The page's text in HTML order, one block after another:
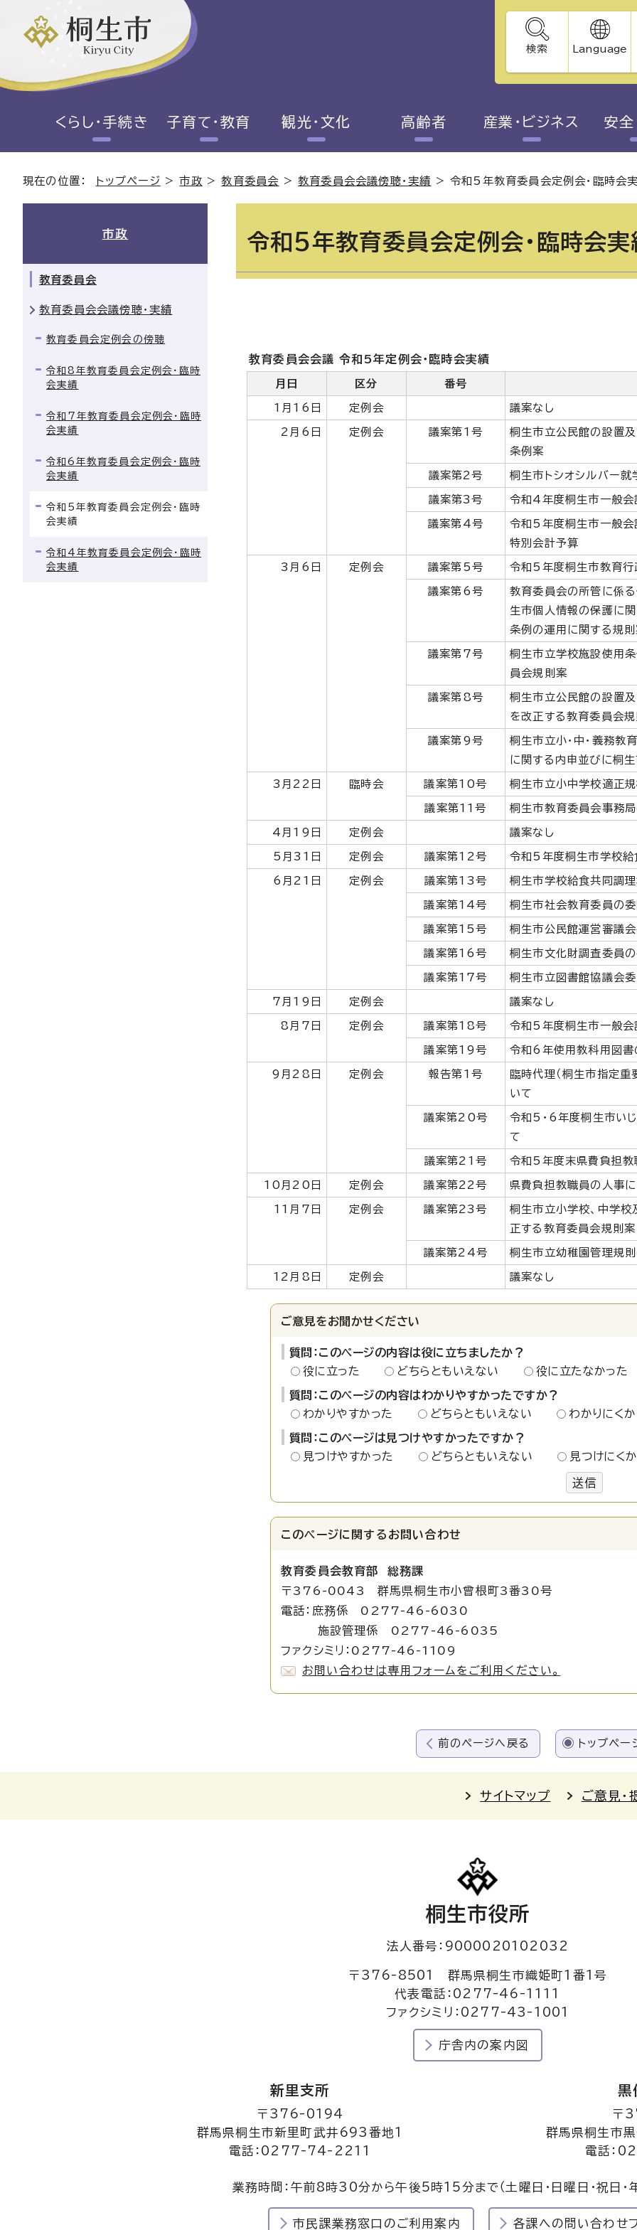
検索 Language
くらし・手続き 子育て・教育 観光・文化 高齢者 産業・ビジネス 安全
現在の位置： トップページ >市政 >教育委員会 >教育委員会会議傍聴・実績 >令和5年教育委員会定例会・臨時会
令和5年教育委員会定例会・臨時会実
教育委員会会議 令和5年定例会・臨時会実績
月日 区分 番号
1月16日 定例会 議案なし
2月6日 定例会 議案第1号
桐生市立公民館の設置
条例案
議案第2号 桐生市トシオシルバー
議案第3号 令和4年度桐生市一般会
議案第4号
令和5年度桐生市一般会
特別会計予算
3月6日 定例会 議案第5号 令和5年度桐生市教育行
議案第6号
教育委員会の所管に係
生市個人情報の保護に
条例の運用に関する規則
議案第7号
桐生市立学校施設使用
員会規則案
議案第8号
桐生市立公民館の設置
を改正する教育委員会規
議案第9号
桐生市立小・中・義務教
に関する内申並びに桐
3月22日 臨時会 議案第10号 桐生市立小中学校適正
議案第11号 桐生市教育委員会事務
4月19日 定例会 議案なし
5月31日 定例会 議案第12号 令和5年度桐生市学校給
6月21日 定例会 議案第13号 桐生市学校給食共同調
議案第14号 桐生市社会教育委員の
議案第15号 桐生市公民館運営審議
議案第16号 桐生市文化財調査委員
議案第17号 桐生市立図書館協議会
7月19日 定例会 議案なし
8月7日 定例会 議案第18号 令和5年度桐生市一般会
議案第19号 令和6年使用教科用図書
9月28日 定例会 報告第1号
臨時代理（桐生市指定
いて
議案第20号
令和5・6年度桐生市い
て
議案第21号 令和5年度末県費負担教
10月20日 定例会 議案第22号 県費負担教職員の人事
11月7日 定例会 議案第23号
桐生市立小学校、中学
正する教育委員会規則案
議案第24号 桐生市立幼稚園管理規
12月8日 定例会 議案なし
ご意見をお聞かせください
質問：このページの内容は役に立ちましたか？
役に立った
どちらともいえない 役に立たなかった
質問：このページの内容はわかりやすかったですか？
わかりやすかった
どちらともいえない わかりにくか
質問：このページは見つけやすかったですか？
見つけやすかった
どちらともいえない 見つけにく
送信
このページに関する お問い合わせ
教育委員会教育部 総務課
〒376-0043 群馬県桐生市小曾根町3番30号
電話：庶務係 0277-46-6030
施設管理係 0277-46-6035
ファクシミリ：0277-46-1109
お問い合わせは専用フォームをご利用ください。
市政
教育委員会
教育委員会会議傍聴・実績
教育委員会定例会の傍聴
令和8年教育委員会定例会・臨時
会実績
令和7年教育委員会定例会・臨時
会実績
令和6年教育委員会定例会・臨時
会実績
令和5年教育委員会定例会・臨時
会実績
令和4年教育委員会定例会・臨時
会実績
前のページへ戻る トップペー
サイトマップ ご意見・
桐生市役所
法人番号：9000020102032
〒376-8501 群馬県桐生市織姫町1番1号
代表電話：0277-46-1111
ファクシミリ：0277-43-1001
庁舎内の案内図
新里支所
〒376-0194
群馬県桐生市新里町武井693番地1
電話：0277-74-2211
黒
〒
群馬県桐生市
電話：
業務時間：午前8時30分から午後5時15分まで（土曜日・日曜日・祝日・
市民課業務窓口のご利用案内 各課への問い合わせ